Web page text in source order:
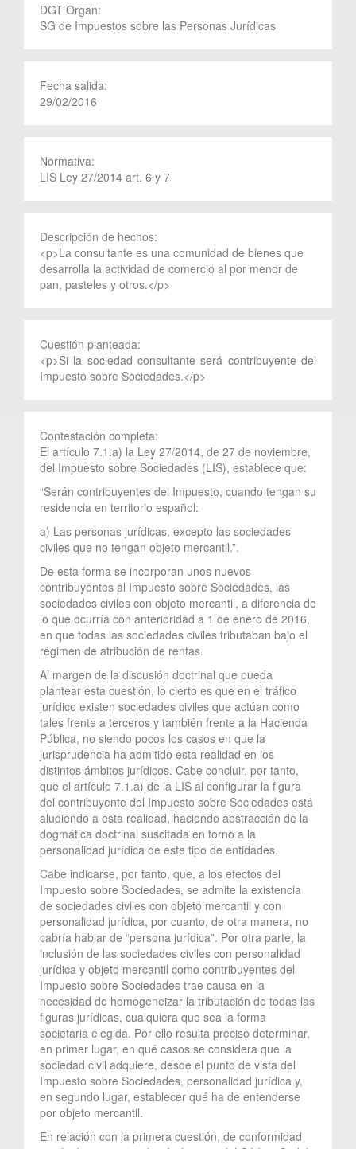
DGT Organ:
SG de Impuestos sobre las Personas Jurídicas
Fecha salida:
29/02/2016
Normativa:
LIS Ley 27/2014 art. 6 y 7
Descripción de hechos:
<p>La consultante es una comunidad de bienes que
desarrolla la actividad de comercio al por menor de
pan, pasteles y otros.</p>
Cuestión planteada:
<p>Si la sociedad consultante será contribuyente del
Impuesto sobre Sociedades.</p>
Contestación completa:
El artículo 7.1.a) la Ley 27/2014, de 27 de noviembre,
del Impuesto sobre Sociedades (LIS), establece que:
“Serán contribuyentes del Impuesto, cuando tengan su
residencia en territorio español:
a) Las personas jurídicas, excepto las sociedades
civiles que no tengan objeto mercantil.”.
De esta forma se incorporan unos nuevos
contribuyentes al Impuesto sobre Sociedades, las
sociedades civiles con objeto mercantil, a diferencia de
lo que ocurría con anterioridad a 1 de enero de 2016,
en que todas las sociedades civiles tributaban bajo el
régimen de atribución de rentas.
Al margen de la discusión doctrinal que pueda
plantear esta cuestión, lo cierto es que en el tráfico
jurídico existen sociedades civiles que actúan como
tales frente a terceros y también frente a la Hacienda
Pública, no siendo pocos los casos en que la
jurisprudencia ha admitido esta realidad en los
distintos ámbitos jurídicos. Cabe concluir, por tanto,
que el artículo 7.1.a) de la LIS al configurar la figura
del contribuyente del Impuesto sobre Sociedades está
aludiendo a esta realidad, haciendo abstracción de la
dogmática doctrinal suscitada en torno a la
personalidad jurídica de este tipo de entidades.
Cabe indicarse, por tanto, que, a los efectos del
Impuesto sobre Sociedades, se admite la existencia
de sociedades civiles con objeto mercantil y con
personalidad jurídica, por cuanto, de otra manera, no
cabría hablar de “persona jurídica”. Por otra parte, la
inclusión de las sociedades civiles con personalidad
jurídica y objeto mercantil como contribuyentes del
Impuesto sobre Sociedades trae causa en la
necesidad de homogeneizar la tributación de todas las
figuras jurídicas, cualquiera que sea la forma
societaria elegida. Por ello resulta preciso determinar,
en primer lugar, en qué casos se considera que la
sociedad civil adquiere, desde el punto de vista del
Impuesto sobre Sociedades, personalidad jurídica y,
en segundo lugar, establecer qué ha de entenderse
por objeto mercantil.
En relación con la primera cuestión, de conformidad